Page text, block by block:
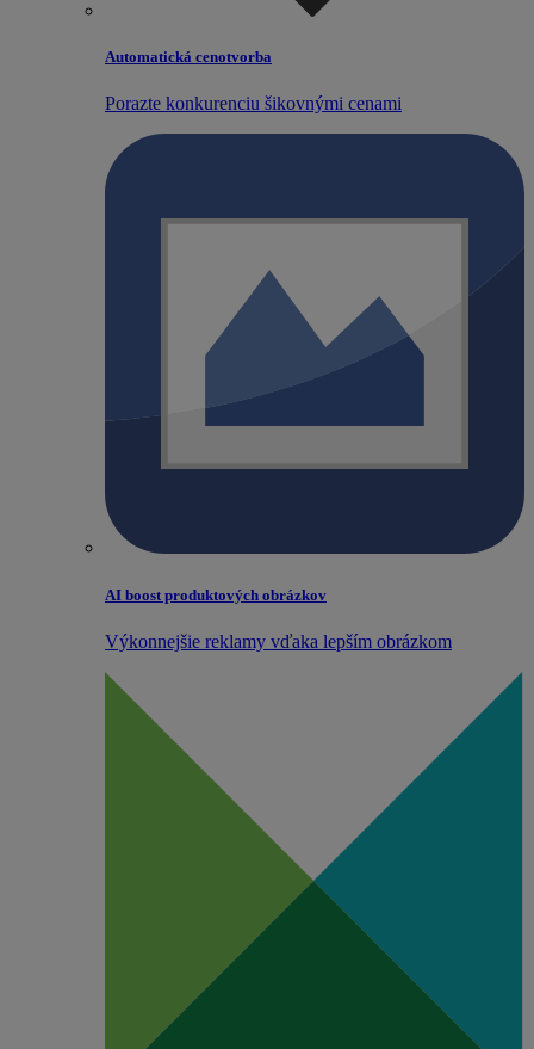
Automatická cenotvorba
Porazte konkurenciu šikovnými cenami
AI boost produktových obrázkov
Výkonnejšie reklamy vďaka lepším obrázkom